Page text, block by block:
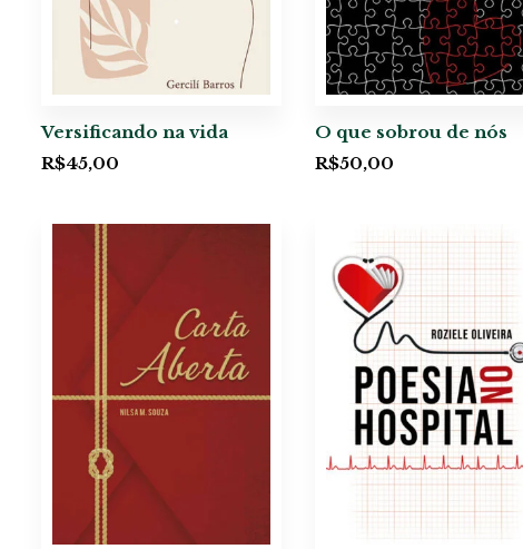
Versificando na vida
R$45,00
O que sobrou de nós
R$50,00